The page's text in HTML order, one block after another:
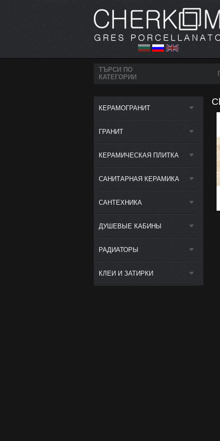
ТЪРСИ ПО
КАТЕГОРИИ
КЕРАМОГРАНИТ
ГРАНИТ
КЕРАМИЧЕСКАЯ ПЛИТКА
САНИТАРНАЯ КЕРАМИКА
САНТЕХНИКА
ДУШЕВЫЕ КАБИНЫ
РАДИАТОРЫ
КЛЕИ И ЗАТИРКИ